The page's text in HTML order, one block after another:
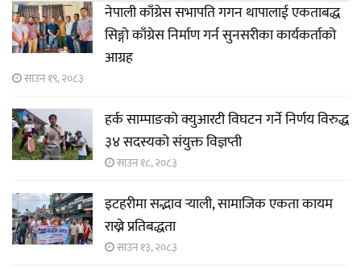
नेपाली काँग्रेस सभापति गगन थापालाई एकताबद्ध
सिङ्गो काँग्रेस निर्माण गर्न सुनसरीका कार्यकर्ताको
आग्रह
साउन १९, २०८३
हर्क साम्पाङको क्युआरटी विघटन गर्ने निर्णय विरुद्ध
३४ सदस्यको संयुक्त विज्ञप्ती
साउन १८, २०८३
इटहरीमा सद्भाव र्‍याली, सामाजिक एकता कायम
राख्ने प्रतिबद्धता
साउन १३, २०८३